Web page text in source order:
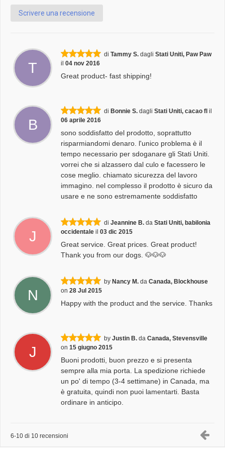
Scrivere una recensione
T
di Tammy S. dagli Stati Uniti, Paw Paw
il 04 nov 2016
Great product- fast shipping!
B
di Bonnie S. dagli Stati Uniti, cacao fl il
06 aprile 2016
sono soddisfatto del prodotto, soprattutto
risparmiandomi denaro. l'unico problema è il
tempo necessario per sdoganare gli Stati Uniti.
vorrei che si alzassero dal culo e facessero le
cose meglio. chiamato sicurezza del lavoro
immagino. nel complesso il prodotto è sicuro da
usare e ne sono estremamente soddisfatto
J
di Jeannine B. da Stati Uniti, babilonia
occidentale il 03 dic 2015
Great service. Great prices. Great product!
Thank you from our dogs. 🐶🐶🐶
N
by Nancy M. da Canada, Blockhouse
on 28 Jul 2015
Happy with the product and the service. Thanks
J
by Justin B. da Canada, Stevensville
on 15 giugno 2015
Buoni prodotti, buon prezzo e si presenta
sempre alla mia porta. La spedizione richiede
un po' di tempo (3-4 settimane) in Canada, ma
è gratuita, quindi non puoi lamentarti. Basta
ordinare in anticipo.
6-10 di 10 recensioni